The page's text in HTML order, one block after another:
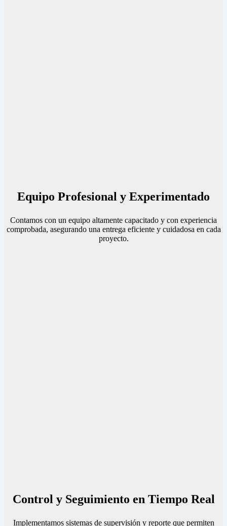
Equipo Profesional y Experimentado
Contamos con un equipo altamente capacitado y con experiencia
comprobada, asegurando una entrega eficiente y cuidadosa en cada
proyecto.
Control y Seguimiento en Tiempo Real
Implementamos sistemas de supervisión y reporte que permiten